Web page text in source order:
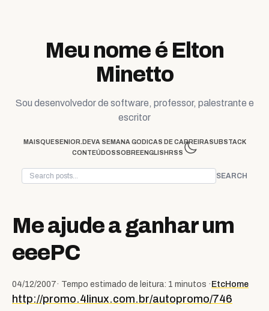
Meu nome é Elton
Minetto
Sou desenvolvedor de software, professor, palestrante e
escritor
MAISQUESENIOR.DEVA SEMANA GO DICAS DE CARREIRASUBSTACK
CONTEÚDOSSOBREENGLISH RSS
SEARCH
Me ajude a ganhar um
eeePC
04/12/2007· Tempo estimado de leitura: 1 minutos · EtcHome
http://promo.4linux.com.br/autopromo/746